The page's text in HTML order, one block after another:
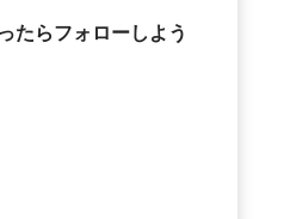
たらフォローしよう